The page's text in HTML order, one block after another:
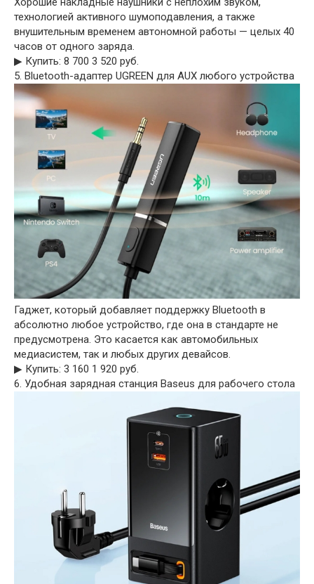
технологией активного шумоподавления, а также
внушительным временем автономной работы — целых 40
часов от одного заряда.
▶︎ Купить: 8 700 3 520 руб.
5. Bluetooth-адаптер UGREEN для AUX любого устройства
Гаджет, который добавляет поддержку Bluetooth в
абсолютно любое устройство, где она в стандарте не
предусмотрена. Это касается как автомобильных
медиасистем, так и любых других девайсов.
▶︎ Купить: 3 160 1 920 руб.
6. Удобная зарядная станция Baseus для рабочего стола